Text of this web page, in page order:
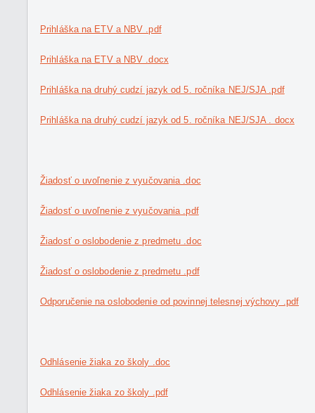
Prihláška na ETV a NBV .pdf
Prihláška na ETV a NBV .docx
Prihláška na druhý cudzí jazyk od 5. ročníka NEJ/SJA .pdf
Prihláška na druhý cudzí jazyk od 5. ročníka NEJ/SJA . docx
Žiadosť o uvoľnenie z vyučovania .doc
Žiadosť o uvoľnenie z vyučovania .pdf
Žiadosť o oslobodenie z predmetu .doc
Žiadosť o oslobodenie z predmetu .pdf
Odporučenie na oslobodenie od povinnej telesnej výchovy .pdf
Odhlásenie žiaka zo školy .doc
Odhlásenie žiaka zo školy .pdf